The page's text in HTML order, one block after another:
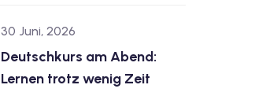
30 Juni, 2026
Deutschkurs am Abend:
Lernen trotz wenig Zeit